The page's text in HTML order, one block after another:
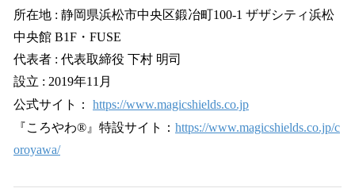
所在地 : 静岡県浜松市中央区鍛冶町100-1 ザザシティ浜松
中央館 B1F・FUSE
代表者 : 代表取締役 下村 明司
設立 : 2019年11月
公式サイト： https://www.magicshields.co.jp
『ころやわ®』特設サイト： https://www.magicshields.co.jp/c
oroyawa/